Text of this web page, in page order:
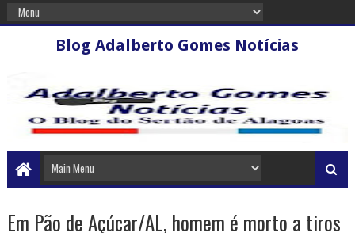
Blog Adalberto Gomes Notícias
Em Pão de Açúcar/AL, homem é morto a tiros